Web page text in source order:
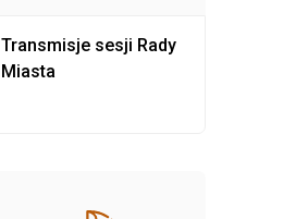
Transmisje sesji Rady
Miasta